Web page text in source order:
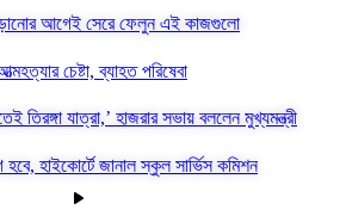
আগেই সেরে ফেলুন এই কাজগুলো
চেষ্টা, ব্যাহত পরিষেবা
তিরঙ্গা যাত্রা,’ হাজরার সভায় বললেন মুখ্যমন্ত্রী
২০২৫-এর নিয়ম মেনেই নিয়োগ হবে, হাইকোর্টে জানাল স্কুল সার্ভিস কমিশন